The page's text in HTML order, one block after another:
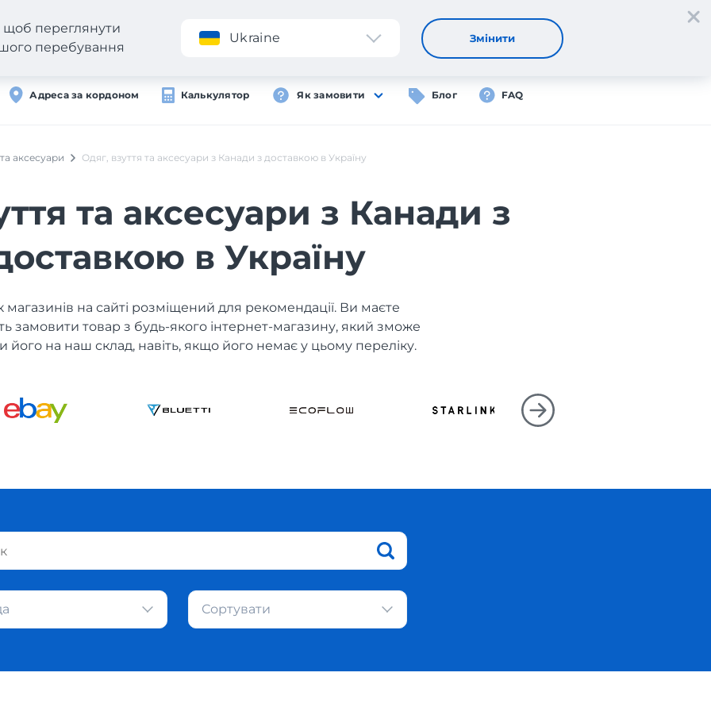
Додаток Реєстрація Вхід
Адреса за кордоном Калькулятор Як замовити Блог FAQ
щоб переглянути
перебування
Ukraine Змінити
аксесуари Одяг, взуття та аксесуари з Канади з доставкою в Україну
та аксесуари з Канади з
в Україну
магазинів на сайті розміщений для рекомендації. Ви маєте
замовити товар з будь-якого інтернет-магазину, який зможе
його на наш склад, навіть, якщо його немає у цьому переліку.
Сортувати